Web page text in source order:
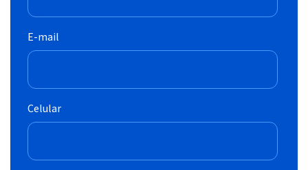
E-mail
Celular